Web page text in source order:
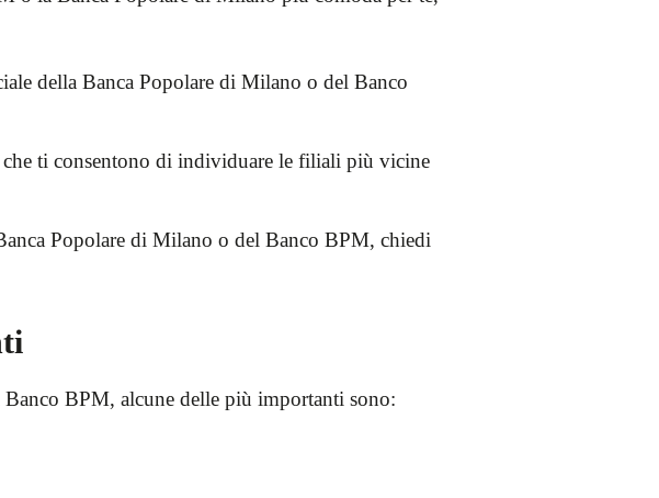
della Banca Popolare di Milano o del Banco
ti consentono di individuare le filiali più vicine
Popolare di Milano o del Banco BPM, chiedi
BPM, alcune delle più importanti sono: